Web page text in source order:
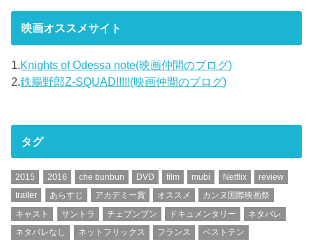
映画オススメサイト
1.Knights of Odessa note(映画仲間のブログ)
2.鉄腸野郎Z-SQUAD!!!!!(映画仲間のブログ)
タグ
2015 2016 che bunbun DVD film mubi Netflix
review
trailer
あらすじ アカデミー賞 オススメ
カンヌ国際映画祭
キャスト
サントラ チェブンブン ドキュメンタリー
ネタバレ
ネタバレなし
ネットフリックス フランス
ベストテン